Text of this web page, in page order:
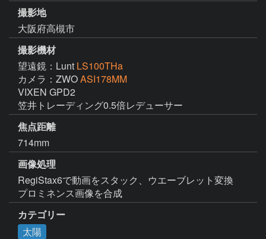
撮影地
大阪府高槻市
撮影機材
望遠鏡：Lunt LS100THa
カメラ：ZWOASI178MM
VIXEN GPD2
笠井トレーディング0.5倍レデューサー
焦点距離
714mm
画像処理
RegiStax6で動画をスタック、ウエーブレット変換
プロミネンス画像を合成
カテゴリー
太陽